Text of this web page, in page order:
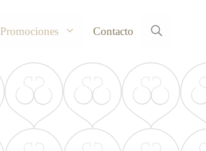
Promociones Contacto